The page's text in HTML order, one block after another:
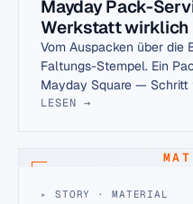
Mayday Pack-
Werkstatt wirklich
Vom Auspacken über die
Faltungs-Stempel. Ein
Mayday Square — Schritt
LESEN →
STORY · MATERIAL